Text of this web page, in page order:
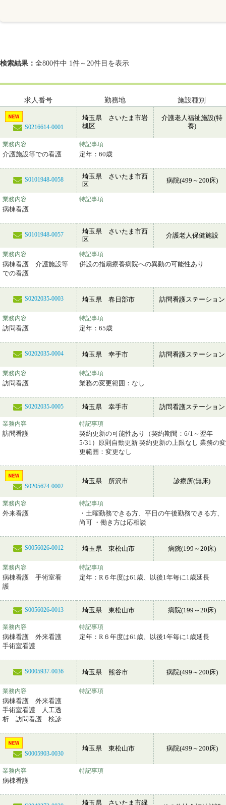
検索結果： 全800件中 1件～20件目を表示
求人番号 勤務地 施設種別
S0216614-0001
埼玉県 さいたま市岩
槻区
介護老人福祉施設(特
養)
業務内容
介護施設等での看護
特記事項
定年：60歳
S0101948-0058
埼玉県 さいたま市西
区
病院(499～200床)
業務内容
病棟看護
特記事項
S0101948-0057
埼玉県 さいたま市西
区
介護老人保健施設
業務内容
病棟看護 介護施設等
での看護
特記事項
併設の指扇療養病院への異動の可能性あり
S0202035-0003 埼玉県 春日部市 訪問看護ステーション
業務内容
訪問看護
特記事項
定年：65歳
S0202035-0004 埼玉県 幸手市 訪問看護ステーション
業務内容
訪問看護
特記事項
業務の変更範囲：なし
S0202035-0005 埼玉県 幸手市 訪問看護ステーション
業務内容
訪問看護
特記事項
契約更新の可能性あり（契約期間：6/1～翌年
5/31）原則自動更新 契約更新の上限なし 業務の変
更範囲：変更なし
S0205674-0002
埼玉県 所沢市 診療所(無床)
業務内容
外来看護
特記事項
・土曜勤務できる方、平日の午後勤務できる方、
尚可 ・働き方は応相談
S0056026-0012 埼玉県 東松山市 病院(199～20床)
業務内容
病棟看護 手術室看
護
特記事項
定年：R６年度は61歳、以後1年毎に1歳延長
S0056026-0013 埼玉県 東松山市 病院(199～20床)
業務内容
病棟看護 外来看護
手術室看護
特記事項
定年：R６年度は61歳、以後1年毎に1歳延長
S0005937-0036 埼玉県 熊谷市 病院(499～200床)
業務内容
病棟看護 外来看護
手術室看護 人工透
析 訪問看護 検診
特記事項
S0005903-0030
埼玉県 東松山市 病院(499～200床)
業務内容
病棟看護
特記事項
埼玉県 さいたま市緑